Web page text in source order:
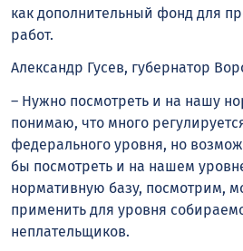
как дополнительный фонд для
работ.
Александр Гусев, губернатор
– Нужно посмотреть и на нашу
понимаю, что много
федерального уровня, но
бы посмотреть и на нашем
нормативную базу, посмотрим,
применить для уровня
неплательщиков.